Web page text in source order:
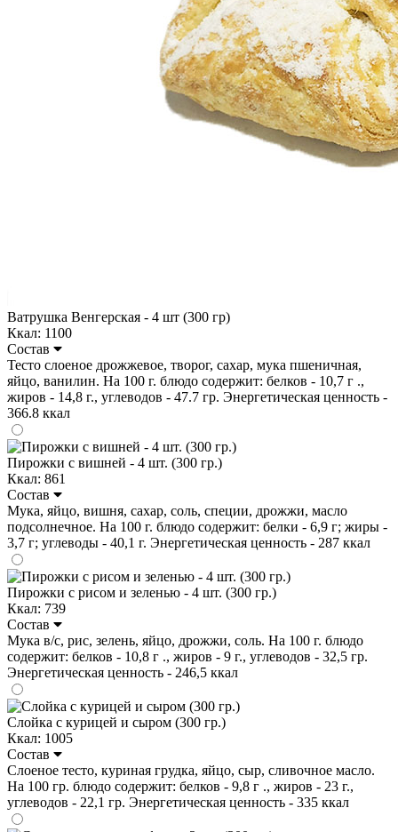
Ватрушка Венгерская - 4 шт (300 гр)
Ккал: 1100
Состав
Тесто слоеное дрожжевое, творог, сахар, мука пшеничная,
яйцо, ванилин. На 100 г. блюдо содержит: белков - 10,7 г .,
жиров - 14,8 г., углеводов - 47.7 гр. Энергетическая ценность -
366.8 ккал
Пирожки с вишней - 4 шт. (300 гр.)
Ккал: 861
Состав
Мука, яйцо, вишня, сахар, соль, специи, дрожжи, масло
подсолнечное. На 100 г. блюдо содержит: белки - 6,9 г; жиры -
3,7 г; углеводы - 40,1 г. Энергетическая ценность - 287 ккал
Пирожки с рисом и зеленью - 4 шт. (300 гр.)
Ккал: 739
Состав
Мука в/с, рис, зелень, яйцо, дрожжи, соль. На 100 г. блюдо
содержит: белков - 10,8 г ., жиров - 9 г., углеводов - 32,5 гр.
Энергетическая ценность - 246,5 ккал
Слойка с курицей и сыром (300 гр.)
Ккал: 1005
Состав
Слоеное тесто, куриная грудка, яйцо, сыр, сливочное масло.
На 100 гр. блюдо содержит: белков - 9,8 г ., жиров - 23 г.,
углеводов - 22,1 гр. Энергетическая ценность - 335 ккал